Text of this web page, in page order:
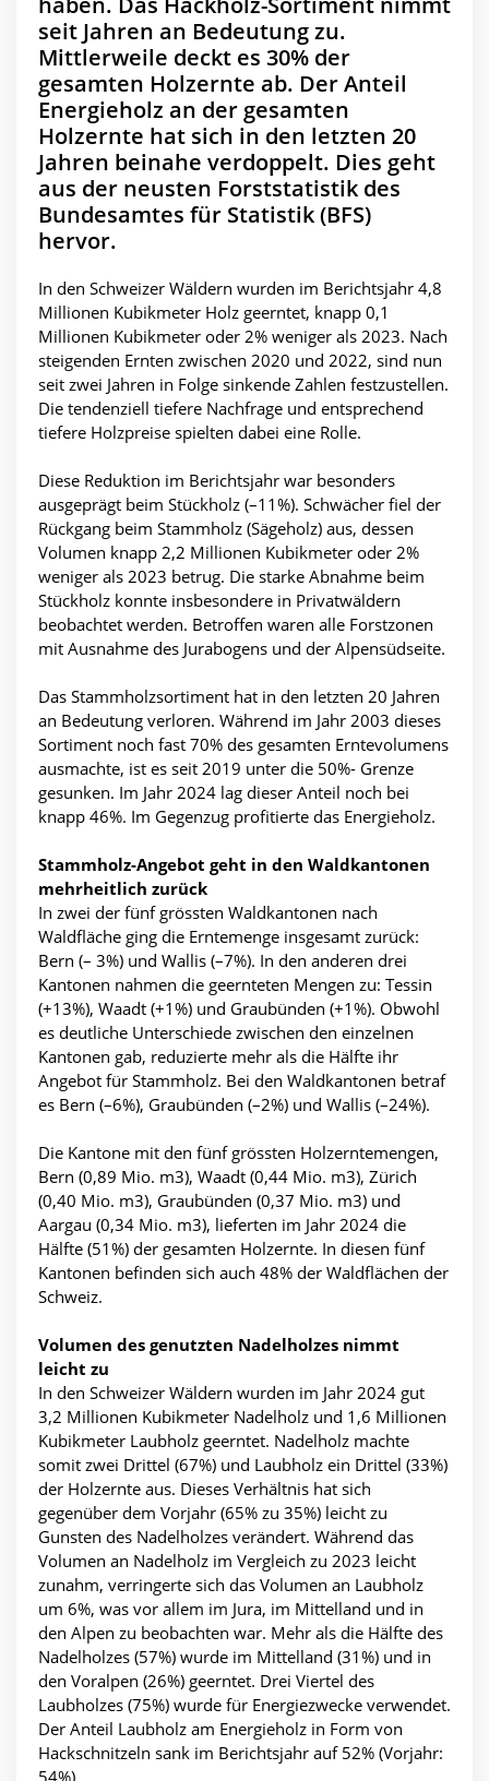
seit Jahren an Bedeutung zu.
Mittlerweile deckt es 30% der
gesamten Holzernte ab. Der Anteil
Energieholz an der gesamten
Holzernte hat sich in den letzten 20
Jahren beinahe verdoppelt. Dies geht
aus der neusten Forststatistik des
Bundesamtes für Statistik (BFS)
hervor.
In den Schweizer Wäldern wurden im Berichtsjahr 4,8
Millionen Kubikmeter Holz geerntet, knapp 0,1
Millionen Kubikmeter oder 2% weniger als 2023. Nach
steigenden Ernten zwischen 2020 und 2022, sind nun
seit zwei Jahren in Folge sinkende Zahlen festzustellen.
Die tendenziell tiefere Nachfrage und entsprechend
tiefere Holzpreise spielten dabei eine Rolle.
Diese Reduktion im Berichtsjahr war besonders
ausgeprägt beim Stückholz (–11%). Schwächer fiel der
Rückgang beim Stammholz (Sägeholz) aus, dessen
Volumen knapp 2,2 Millionen Kubikmeter oder 2%
weniger als 2023 betrug. Die starke Abnahme beim
Stückholz konnte insbesondere in Privatwäldern
beobachtet werden. Betroffen waren alle Forstzonen
mit Ausnahme des Jurabogens und der Alpensüdseite.
Das Stammholzsortiment hat in den letzten 20 Jahren
an Bedeutung verloren. Während im Jahr 2003 dieses
Sortiment noch fast 70% des gesamten Erntevolumens
ausmachte, ist es seit 2019 unter die 50%- Grenze
gesunken. Im Jahr 2024 lag dieser Anteil noch bei
knapp 46%. Im Gegenzug profitierte das Energieholz.
Stammholz-Angebot geht in den Waldkantonen
mehrheitlich zurück
In zwei der fünf grössten Waldkantonen nach
Waldfläche ging die Erntemenge insgesamt zurück:
Bern (– 3%) und Wallis (–7%). In den anderen drei
Kantonen nahmen die geernteten Mengen zu: Tessin
(+13%), Waadt (+1%) und Graubünden (+1%). Obwohl
es deutliche Unterschiede zwischen den einzelnen
Kantonen gab, reduzierte mehr als die Hälfte ihr
Angebot für Stammholz. Bei den Waldkantonen betraf
es Bern (–6%), Graubünden (–2%) und Wallis (–24%).
Die Kantone mit den fünf grössten Holzerntemengen,
Bern (0,89 Mio. m3), Waadt (0,44 Mio. m3), Zürich
(0,40 Mio. m3), Graubünden (0,37 Mio. m3) und
Aargau (0,34 Mio. m3), lieferten im Jahr 2024 die
Hälfte (51%) der gesamten Holzernte. In diesen fünf
Kantonen befinden sich auch 48% der Waldflächen der
Schweiz.
Volumen des genutzten Nadelholzes nimmt
leicht zu
In den Schweizer Wäldern wurden im Jahr 2024 gut
3,2 Millionen Kubikmeter Nadelholz und 1,6 Millionen
Kubikmeter Laubholz geerntet. Nadelholz machte
somit zwei Drittel (67%) und Laubholz ein Drittel (33%)
der Holzernte aus. Dieses Verhältnis hat sich
gegenüber dem Vorjahr (65% zu 35%) leicht zu
Gunsten des Nadelholzes verändert. Während das
Volumen an Nadelholz im Vergleich zu 2023 leicht
zunahm, verringerte sich das Volumen an Laubholz
um 6%, was vor allem im Jura, im Mittelland und in
den Alpen zu beobachten war. Mehr als die Hälfte des
Nadelholzes (57%) wurde im Mittelland (31%) und in
den Voralpen (26%) geerntet. Drei Viertel des
Laubholzes (75%) wurde für Energiezwecke verwendet.
Der Anteil Laubholz am Energieholz in Form von
Hackschnitzeln sank im Berichtsjahr auf 52% (Vorjahr:
54%).